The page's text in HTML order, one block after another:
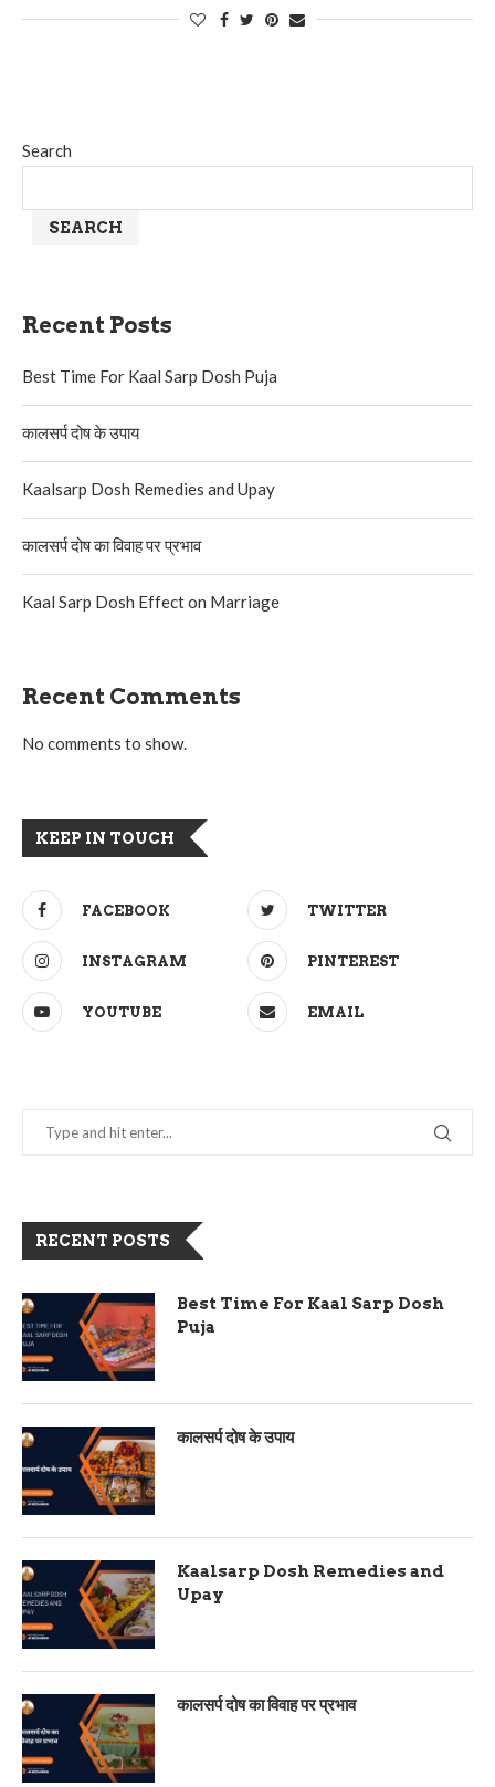
Search
SEARCH
Recent Posts
Best Time For Kaal Sarp Dosh Puja
कालसर्प दोष के उपाय
Kaalsarp Dosh Remedies and Upay
कालसर्प दोष का विवाह पर प्रभाव
Kaal Sarp Dosh Effect on Marriage
Recent Comments
No comments to show.
KEEP IN TOUCH
FACEBOOK TWITTER
INSTAGRAM PINTEREST
YOUTUBE EMAIL
RECENT POSTS
Best Time For Kaal Sarp Dosh
Puja
कालसर्प दोष के उपाय
Kaalsarp Dosh Remedies and
Upay
कालसर्प दोष का विवाह पर प्रभाव